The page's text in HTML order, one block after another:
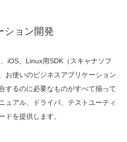
ション開発
iOS、Linux用SDK（スキャナソフ
お使いのビジネスアプリケーション
するのに必要なものがすべて揃って
ュアル、ドライバ、テストユーティ
ドを提供します。